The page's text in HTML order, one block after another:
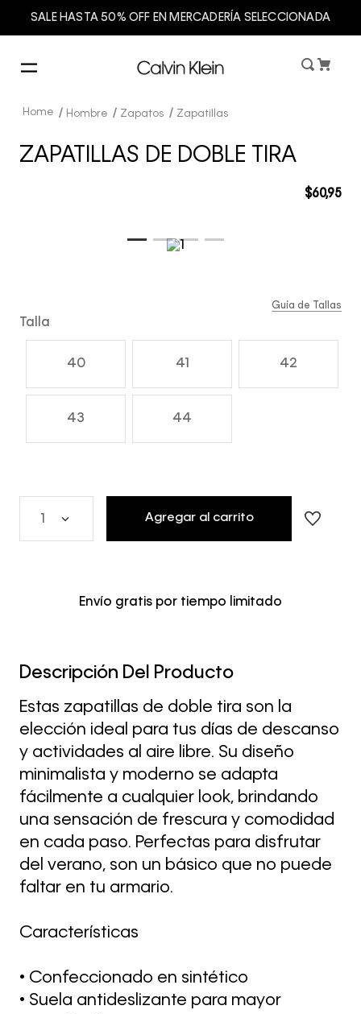
SALE HASTA 50% OFF EN MERCADERÍA SELECCIONADA
Hombre Zapatos Zapatillas
ZAPATILLAS DE DOBLE TIRA
$60,95
Talla
40 41 42
43 44
Guía de Tallas
Agregar al carrito
Envío gratis por tiempo limitado
Descripción Del Producto
Estas zapatillas de doble tira son la
elección ideal para tus días de descanso
y actividades al aire libre. Su diseño
minimalista y moderno se adapta
fácilmente a cualquier look, brindando
una sensación de frescura y comodidad
en cada paso. Perfectas para disfrutar
del verano, son un básico que no puede
faltar en tu armario.
Características
• Confeccionado en sintético
• Suela antideslizante para mayor